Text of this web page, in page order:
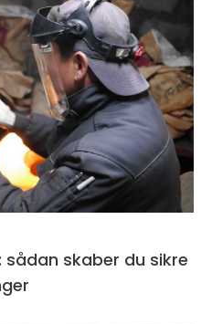
skaber du sikre